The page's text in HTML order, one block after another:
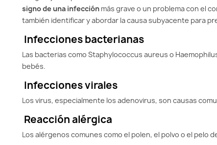
signo de una infección más grave o un problema con el
también identificar y abordar la causa subyacente para
Infecciones bacterianas
Las bacterias como Staphylococcus aureus o
bebés.
Infecciones virales
Los virus, especialmente los adenovirus, son causas
Reacción alérgica
Los alérgenos comunes como el polen, el polvo o el pelo